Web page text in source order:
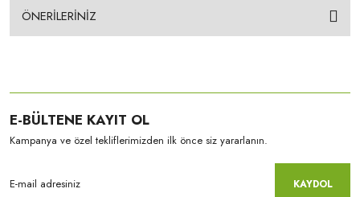
ÖNERİLERİNİZ
E-BÜLTENE KAYIT OL
Kampanya ve özel tekliflerimizden ilk önce siz yararlanın.
KAYDOL